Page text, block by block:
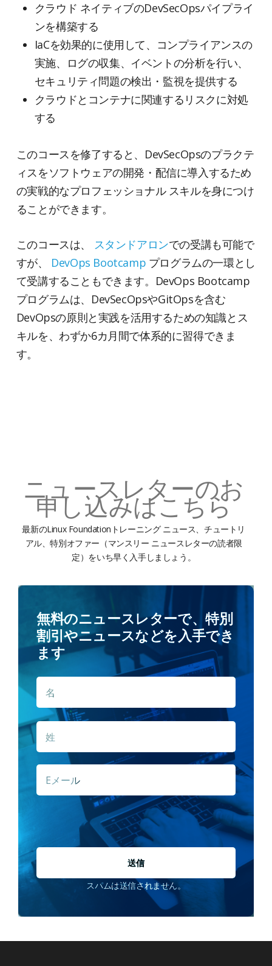
クラウド ネイティブのDevSecOpsパイプライ
ンを構築する
IaCを効果的に使用して、コンプライアンスの
実施、ログの収集、イベントの分析を行い、
セキュリティ問題の検出・監視を提供する
クラウドとコンテナに関連するリスクに対処
する
このコースを修了すると、DevSecOpsのプラクテ
ィスをソフトウェアの開発・配信に導入するため
の実戦的なプロフェッショナル スキルを身につけ
ることができます。
このコースは、 スタンドアロンでの受講も可能で
すが、 DevOps Bootcamp プログラムの一環とし
て受講することもできます。DevOps Bootcamp
プログラムは、DevSecOpsやGitOpsを含む
DevOpsの原則と実践を活用するための知識とス
キルを、わずか6カ月間で体系的に習得できま
す。
ニュースレターのお
申し込みはこちら
最新のLinux Foundationトレーニング ニュース、チュートリ
アル、特別オファー（マンスリー ニュースレターの読者限
定）をいち早く入手しましょう。
無料のニュースレターで、特別
割引やニュースなどを入手でき
ます
名
名
姓
E
ー
スパムは送信されません。